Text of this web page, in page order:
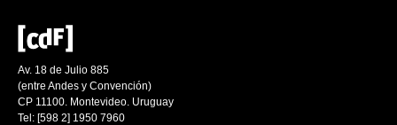
Av. 18 de Julio 885
(entre Andes y Convención)
CP 11100. Montevideo. Uruguay
Tel: [598 2] 1950 7960